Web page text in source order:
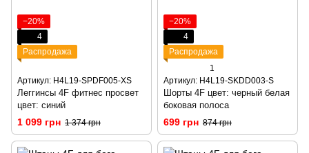
−20%
4
Распродажа
Артикул: H4L19-SPDF005-XS
Леггинсы 4F фитнес просвет
цвет: синий
1 099 грн 1 374 грн
−20%
4
Распродажа
1
Артикул: H4L19-SKDD003-S
Шорты 4F цвет: черный белая
боковая полоса
699 грн 874 грн